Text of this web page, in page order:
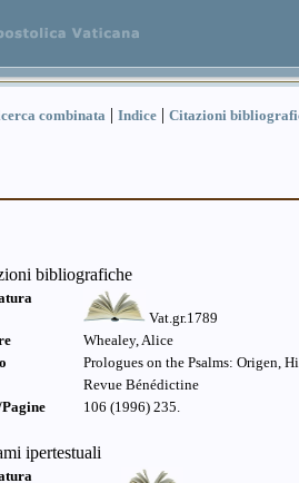
combinata | Indice | Citazioni
bibliografiche
Vat.gr.1789
Whealey, Alice
Prologues on the Psalms: Origen,
Revue Bénédictine
106 (1996) 235.
ipertestuali